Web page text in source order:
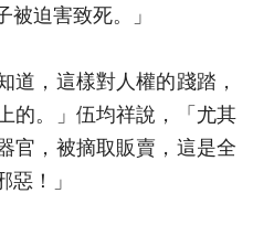
被迫害致死。」
道，這樣對人權的踐踏，
的。」伍均祥說，「尤其
官，被摘取販賣，這是全
！」